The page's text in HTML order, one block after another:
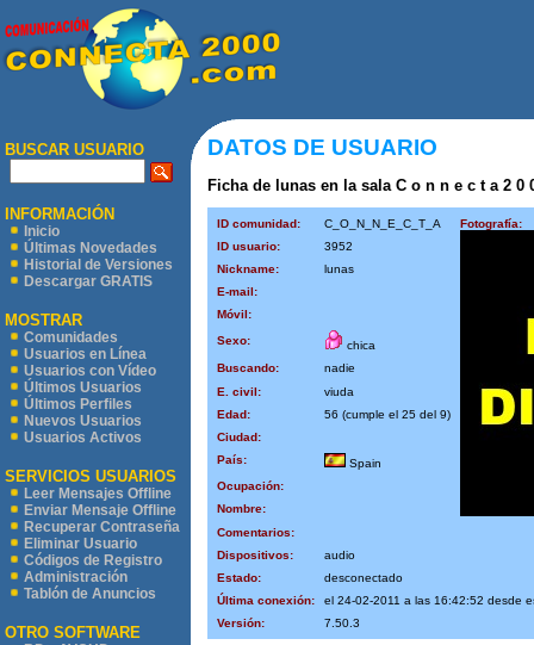
BUSCAR USUARIO
INFORMACIÓN
Inicio
Últimas Novedades
Historial de Versiones
Descargar GRATIS
MOSTRAR
Comunidades
Usuarios en Línea
Usuarios con Vídeo
Últimos Usuarios
Últimos Perfiles
Nuevos Usuarios
Usuarios Activos
SERVICIOS USUARIOS
Leer Mensajes Offline
Enviar Mensaje Offline
Recuperar Contraseña
Eliminar Usuario
Códigos de Registro
Administración
Tablón de Anuncios
OTRO SOFTWARE
DATOS DE USUARIO
Ficha de lunas en la sala C o n n e c t a 2 0
ID comunidad: C_O_N_N_E_C_T_A
Fotografía:
ID usuario:
3952
Nickname:
lunas
E-mail:
Móvil:
Sexo:
chica
Buscando:
nadie
E. civil:
viuda
Edad:
56 (cumple el 25 del 9)
Ciudad:
País:
Spain
Ocupación:
Nombre:
Comentarios:
Dispositivos:
audio
Estado:
desconectado
Última conexión:
el 24-02-2011 a las 16:42:52 desde
Versión:
7.50.3